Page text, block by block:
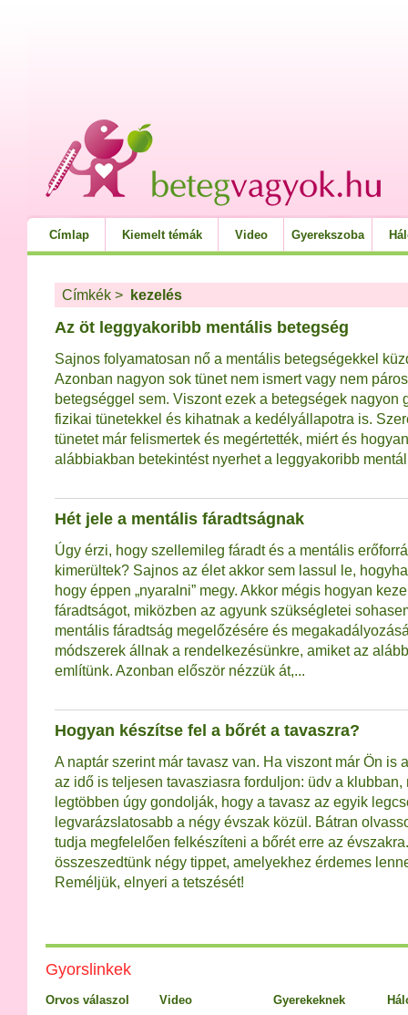
Címlap Kiemelt témák Video Gyerekszoba
Címkék > kezelés
Az öt leggyakoribb mentális betegség
Sajnos folyamatosan nő a mentális betegségekkel
Azonban nagyon sok tünet nem ismert vagy nem
betegséggel sem. Viszont ezek a betegségek nagyon
fizikai tünetekkel és kihatnak a kedélyállapotra is.
tünetet már felismertek és megértették, miért és
alábbiakban betekintést nyerhet a leggyakoribb
Hét jele a mentális fáradtságnak
Úgy érzi, hogy szellemileg fáradt és a mentális
kimerültek? Sajnos az élet akkor sem lassul le,
hogy éppen „nyaralni” megy. Akkor mégis hogyan
fáradtságot, miközben az agyunk szükségletei
mentális fáradtság megelőzésére és
módszerek állnak a rendelkezésünkre, amiket az
említünk. Azonban először nézzük át,...
Hogyan készítse fel a bőrét a tavaszra?
A naptár szerint már tavasz van. Ha viszont már Ön is
az idő is teljesen tavasziasra forduljon: üdv a klubban,
legtöbben úgy gondolják, hogy a tavasz az egyik
legvarázslatosabb a négy évszak közül. Bátran
tudja megfelelően felkészíteni a bőrét erre az
összeszedtünk négy tippet, amelyekhez érdemes
Reméljük, elnyeri a tetszését!
Gyorslinkek
Orvos válaszol Video Gyerekeknek